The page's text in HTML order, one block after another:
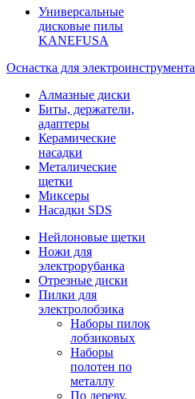
Универсальные
дисковые пилы
KANEFUSA
Оснастка для электроинструмента
Алмазные диски
Биты, держатели,
адаптеры
Керамические
насадки
Металические
щетки
Миксеры
Насадки SDS
Нейлоновые щетки
Ножи для
электрорубанка
Отрезные диски
Пилки для
электролобзика
Наборы пилок
лобзиковых
Наборы
полотен по
металлу
По дереву,